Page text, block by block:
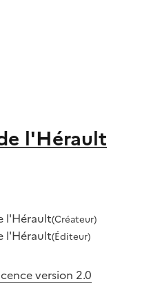
l'Hérault
l'Hérault(Créateur)
l'Hérault(Éditeur)
version 2.0